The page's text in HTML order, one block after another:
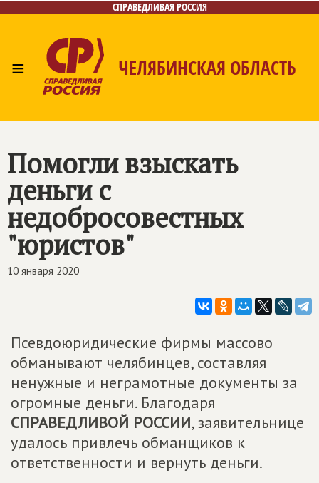
СПРАВЕДЛИВАЯ РОССИЯ
≡ ЧЕЛЯБИНСКАЯ ОБЛАСТЬ
Помогли взыскать
деньги с
недобросовестных
"юристов"
10 января 2020
Псевдоюридические фирмы массово
обманывают челябинцев, составляя
ненужные и неграмотные документы за
огромные деньги. Благодаря
СПРАВЕДЛИВОЙ РОССИИ, заявительнице
удалось привлечь обманщиков к
ответственности и вернуть деньги.